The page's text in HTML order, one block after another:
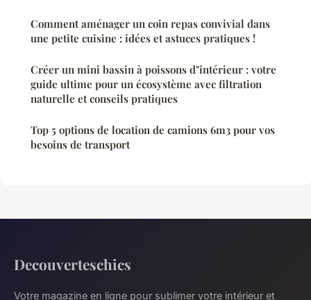
Comment aménager un coin repas convivial dans
une petite cuisine : idées et astuces pratiques !
Créer un mini bassin à poissons d"intérieur : votre
guide ultime pour un écosystème avec filtration
naturelle et conseils pratiques
Top 5 options de location de camions 6m3 pour vos
besoins de transport
Decouverteschics
Votre magazine en ligne pour sublimer votre intérieur et